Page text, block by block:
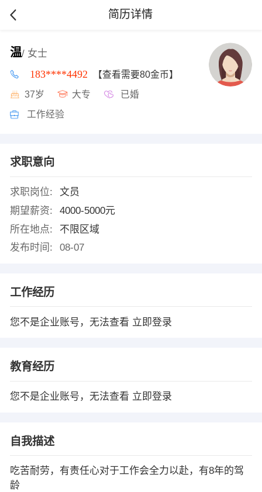
简历详情
温/ 女士
183****4492 【查看需要80金币】
37岁 大专 已婚
工作经验
求职意向
求职岗位:
文员
期望薪资:
4000-5000元
所在地点:
不限区域
发布时间:
08-07
工作经历
您不是企业账号，无法查看 立即登录
教育经历
您不是企业账号，无法查看 立即登录
自我描述
吃苦耐劳，有责任心对于工作会全力以赴，有8年的驾
龄